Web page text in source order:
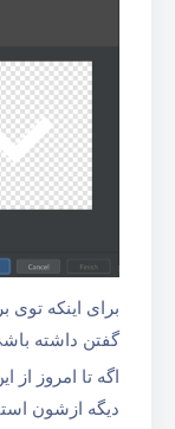
برای اینکه توی
گفتن داشته
دیگه ازشون